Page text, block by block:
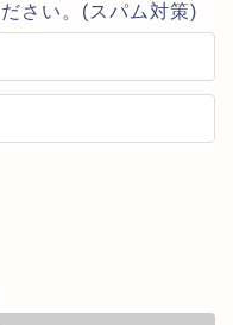
さい。(スパム対策)